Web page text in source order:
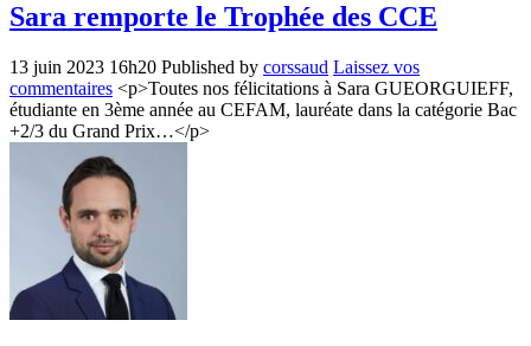
Sara remporte le Trophée des CCE
13 juin 2023 16h20 Published by corssaud Laissez vos
commentaires <p>Toutes nos félicitations à Sara GUEORGUIEFF,
étudiante en 3ème année au CEFAM, lauréate dans la catégorie Bac
+2/3 du Grand Prix…</p>